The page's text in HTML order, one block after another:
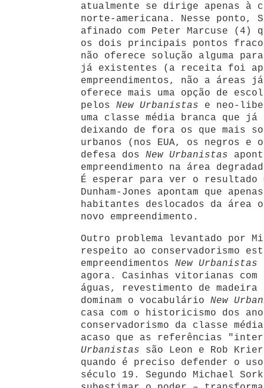
atualmente se dirige apenas à
norte-americana. Nesse ponto,
afinado com Peter Marcuse (4)
os dois principais pontos
não oferece solução alguma
já existentes (a receita foi
empreendimentos, não a áreas
oferece mais uma opção de
pelos New Urbanistas e neo-
uma classe média branca que
deixando de fora os que mais
urbanos (nos EUA, os negros e
defesa dos New Urbanistas
empreendimento na área
É esperar para ver o resultado
Dunham-Jones apontam que
habitantes deslocados da área
novo empreendimento.
Outro problema levantado por
respeito ao conservadorismo
empreendimentos New Urbanistas
agora. Casinhas vitorianas com
águas, revestimento de
dominam o vocabulário New
casa com o historicismo dos
conservadorismo da classe
acaso que as referências
Urbanistas são Leon e Rob
quando é preciso defender o
século 19. Segundo Michael